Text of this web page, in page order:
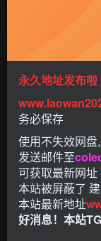
无加固，无卡密
下载：
https://
永久地址发布啦
务必保存
使用不失效网
发送邮件至
可获取最新网址
本站被屏蔽了
本站最新地址
好消息！本站